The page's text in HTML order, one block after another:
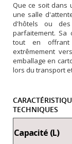
Que ce soit dans
une salle
d'hôtels ou
parfaitement. Sa
tout en offrant
extrêmement
emballage en
lors du transport
TECHNIQUES
Capacité (L)